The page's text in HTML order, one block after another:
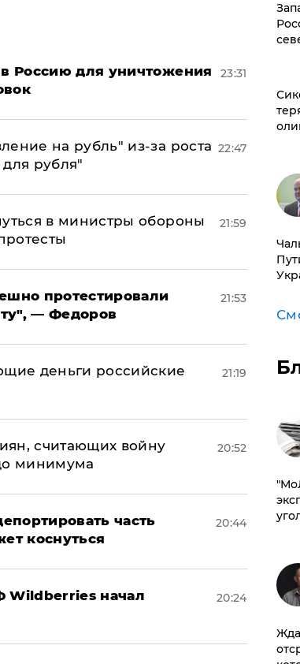
Россию для уничтожения
23:31
на рубль" из-за роста
для рубля"
22:47
в министры обороны
21:59
протестировали
— Федоров
21:53
деньги российские
21:19
считающих войну
минимума
20:52
часть
коснуться
20:44
Wildberries начал
20:24